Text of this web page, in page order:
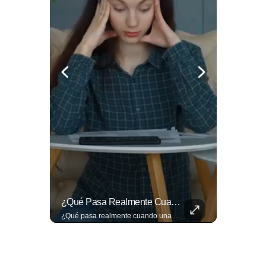
¿Qué Pasa Realmente Cuando Una Persona Tiene Deudas?